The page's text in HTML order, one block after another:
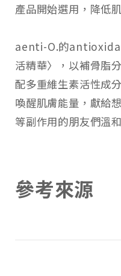
產品開始選用，降低
aenti-O.的
活精華〉，以補骨脂
配多重維生素活性成
喚醒肌膚能量，獻給
等副作用的朋友們溫
參考來源